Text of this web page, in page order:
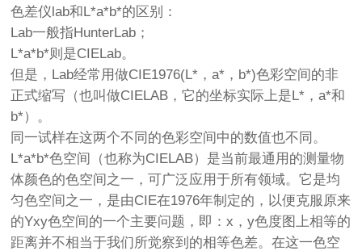
色差仪lab和L*a*b*的区别：
Lab一般指HunterLab；
L*a*b*则是CIELab。
但是，Lab经常用做CIE1976(L*，a*，b*)色彩空间的非
正式缩写（也叫做CIELAB，它的坐标实际上是L*，a*和
b*）。
同一试样在这两个不同的色彩空间中的数值也不同。
L*a*b*色空间（也称为CIELAB）是当前最通用的测量物
体颜色的色空间之一，可广泛应用于所有领域。它是均
匀色空间之一，是由CIE在1976年制定的，以便克服原来
的Yxy色空间的一个主要问题，即：x，y色度图上相等的
距离并不相当于我们所觉察到的相等色差。在这一色空